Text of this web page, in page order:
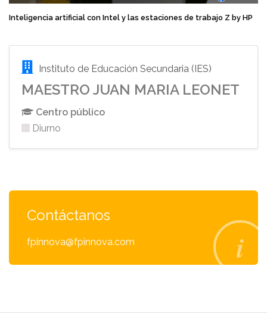
Inteligencia artificial con Intel y las estaciones de trabajo Z by HP
Instituto de Educación Secundaria (IES)
MAESTRO JUAN MARIA LEONET
Centro público
Diurno
Contáctanos
fpinnova@fpinnova.com